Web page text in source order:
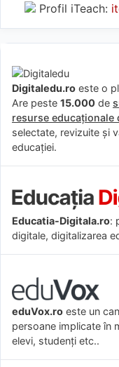
Profil iTeach:
Digitaledu.ro este o
Are peste 15.000 de
resurse educaționale
selectate, revizuite și
educației.
Educatia-Digitala.ro:
digitale, digitalizarea
eduVox.ro este un
persoane implicate în
elevi, studenți etc..